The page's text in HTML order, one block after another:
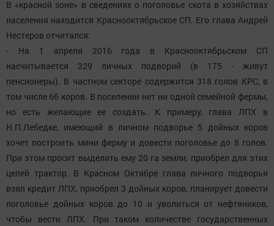
В «красной зоне» в сведениях о поголовье скота в хозяйствах
населения находится Краснооктябрьское СП. Его глава Андрей
Нестеров отчитался:
- На 1 апреля 2016 года в Краснооктябрьском СП
насчитывается 329 личных подворий (в 175 - живут
пенсионеры). В частном секторе содержится 318 голов КРС, в
том числе 66 коров. В поселении нет ни одной семейной фермы,
но есть желающие ее создать. К примеру, глава ЛПХ в
Н.П.Лебедке, имеющий в личном подворье 5 дойных коров
хочет построить мини ферму и довести поголовье до 8 голов.
При этом просит выделить ему 20 га земли, приобрел для этих
целей трактор. В Красном Октябре глава личного подворья
взял кредит ЛПХ, приобрел 3 дойных коров, планирует довести
поголовье дойных коров до 10 и уволиться от нефтяников,
чтобы вести ЛПХ. При таком количестве государственных